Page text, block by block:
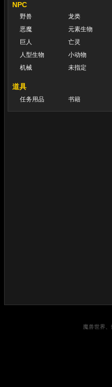
NPC
野兽
龙类
恶魔
元素生物
巨人
亡灵
人型生物
小动物
机械
未指定
道具
任务用品 书籍
魔兽世界